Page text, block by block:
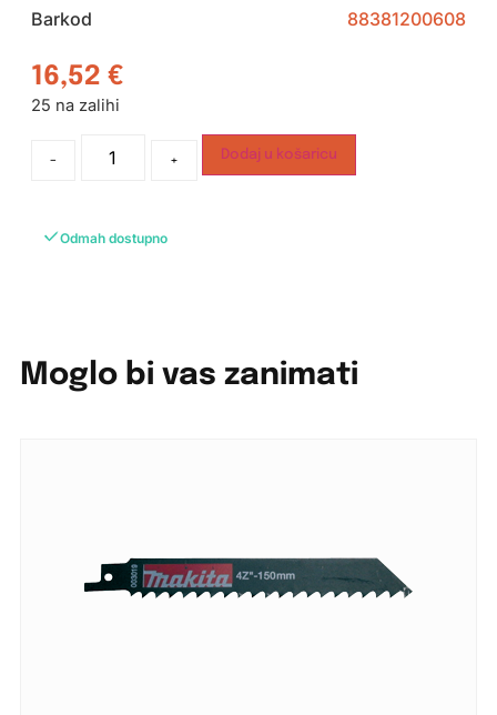
Barkod
88381200608
16,52 €
25 na zalihi
- + Dodaj u košaricu
Odmah dostupno
Moglo bi vas zanimati